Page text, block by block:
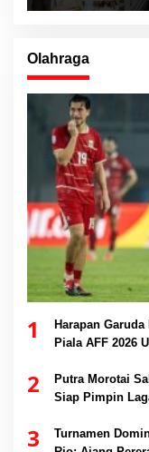
Olahraga
1
Harapan
Piala AFF 2026
2
Putra Morotai
Siap Pimpin
3
Turnamen